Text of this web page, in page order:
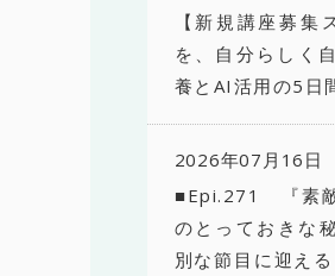
【新規講座募集
を、自分らしく
養とAI活用の5日
2026年07月16日
■Epi.271 『素
のとっておきな
別な節目に迎え